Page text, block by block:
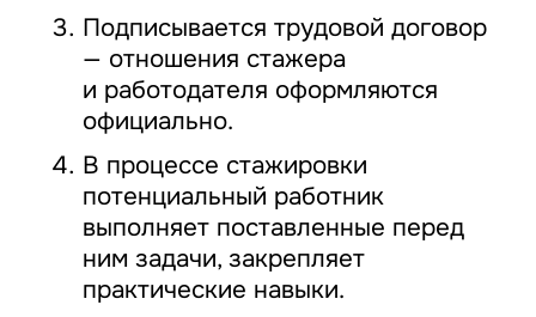
Подписывается трудовой договор
— отношения стажера
и работодателя оформляются
официально.
В процессе стажировки
потенциальный работник
выполняет поставленные перед
ним задачи, закрепляет
практические навыки.